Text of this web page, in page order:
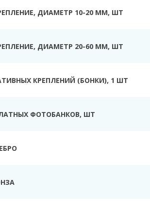
ДИАМЕТР 10-20 ММ, ШТ
ДИАМЕТР 20-60 ММ, ШТ
КРЕПЛЕНИЙ (БОНКИ), 1 ШТ
ФОТОБАНКОВ, ШТ